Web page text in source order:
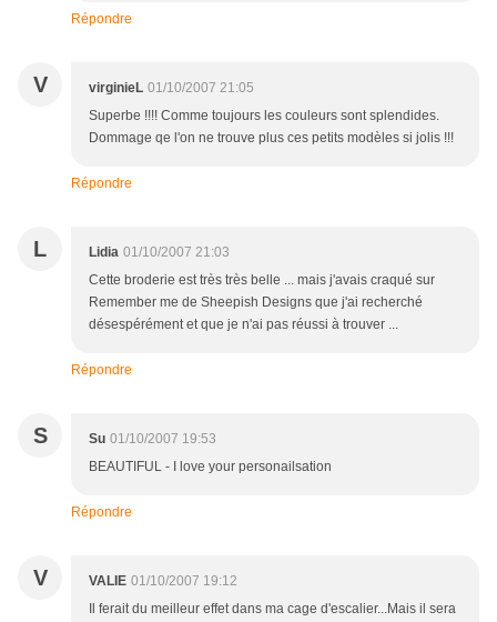
Répondre
V virginieL 01/10/2007 21:05
Superbe !!!! Comme toujours les couleurs sont splendides.
Dommage qe l'on ne trouve plus ces petits modèles si jolis !!!
Répondre
L Lidia 01/10/2007 21:03
Cette broderie est très très belle ... mais j'avais craqué sur
Remember me de Sheepish Designs que j'ai recherché
désespérément et que je n'ai pas réussi à trouver ...
Répondre
S Su 01/10/2007 19:53
BEAUTIFUL - I love your personailsation
Répondre
V VALIE 01/10/2007 19:12
Il ferait du meilleur effet dans ma cage d'escalier...Mais il sera